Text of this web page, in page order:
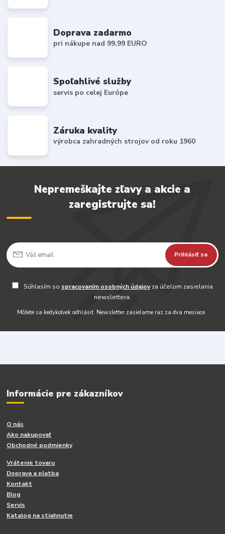
Doprava zadarmo
pri nákupe nad 99,99 EURO
Spoľahlivé služby
servis po celej Európe
Záruka kvality
výrobca zahradných strojov od roku 1960
Nepremeškajte zľavy a akcie a
zaregistrujte sa!
Prihlásiť sa
Súhlasím so spracovaním osobných údajovza účelom zasielania
newslettera.
Môžete sa kedykoľvek odhlásiť. Newsletter zasielame raz za dva mesiace.
Informácie pre zákazníkov
O nás
Ako nakupovať
Obchodné podmienky
Vrátenie tovaru
Doprava a platba
Kontakt
Blog
Servis
Katalog na stiahnutie